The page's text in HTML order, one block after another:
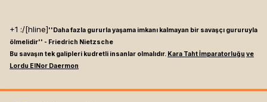
arcane, 05 Şubat 2003 22:29 tarihinde
demiş ki:
+1[hline]-Gene geldi trip atmaya ya... pfff
-Trip atmaya değil, kafa atmaya geldim!
+1 :/[hline]''Daha fazla gururla yaşama imkanı kalmayan bir savaşçı gururuyla
ölmelidir'' - Friedrich Nietzsche
Bu savaşın tek galipleri kudretli insanlar olmalıdır. Kara Taht İmparatorluğu ve
Lordu ElNor Daermon